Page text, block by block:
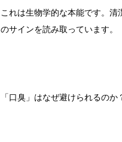
これは生物学的な本能です。清
のサインを読み取っています。
「口臭」はなぜ避けられるのか